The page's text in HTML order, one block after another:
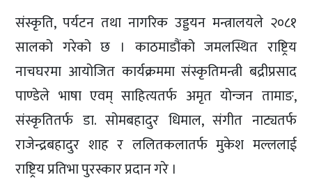
संस्कृति, पर्यटन तथा नागरिक उड्डयन मन्त्रालयले २०८१
सालको गरेको छ । काठमाडौंको जमलस्थित राष्ट्रिय
नाचघरमा आयोजित कार्यक्रममा संस्कृतिमन्त्री बद्रीप्रसाद
पाण्डेले भाषा एवम् साहित्यतर्फ अमृत योन्जन तामाङ,
संस्कृतितर्फ डा. सोमबहादुर धिमाल, संगीत नाट्यतर्फ
राजेन्द्रबहादुर शाह र ललितकलातर्फ मुकेश मल्ललाई
राष्ट्रिय प्रतिभा पुरस्कार प्रदान गरे ।